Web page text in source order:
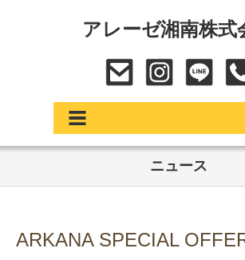
アレーゼ湘南株式
中古車
ニュース
ARKANA SPECIAL